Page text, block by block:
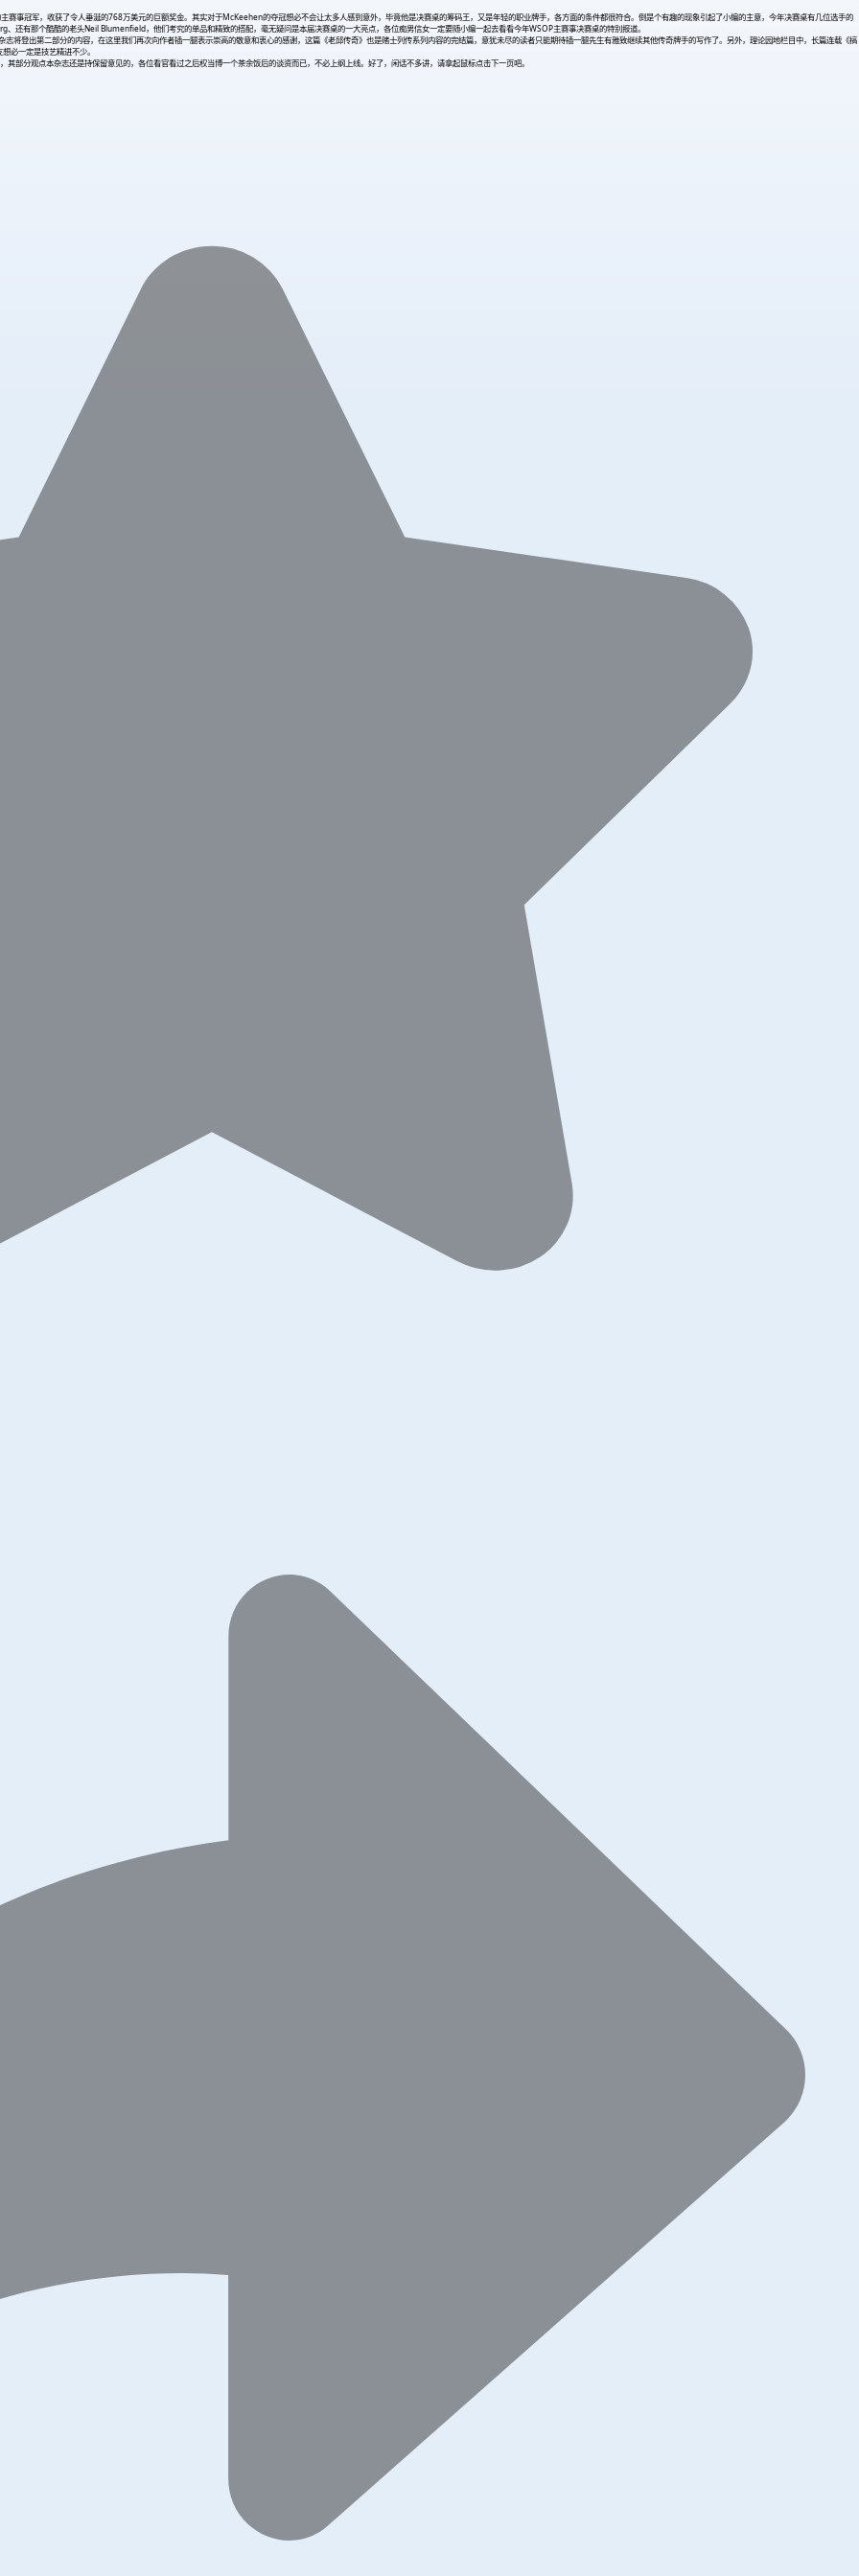
事冠军，收获了令人垂涎的768万美元的巨额奖金。其实对于McKeehen的夺冠想必不会让太多人感到意外，毕竟他是决赛桌的筹码王，又是年轻的职业牌手，各方面的条件都很符合。倒是个有趣的现象引起了小编的主意，今年决赛桌有几位选手的
有那个酷酷的老头Neil Blumenfield，他们考究的单品和精致的搭配，毫无疑问是本届决赛桌的一大亮点，各位痴男信女一定要随小编一起去看看今年WSOP主赛事决赛桌的特别报道。
将登出第二部分的内容，在这里我们再次向作者插一腿表示崇高的敬意和衷心的感谢，这篇《老邱传奇》也是赌士列传系列内容的完结篇，意犹未尽的读者只能期待插一腿先生有雅致继续其他传奇牌手的写作了。另外，理论园地栏目中，长篇连载《搞
必一定是技艺精进不少。
部分观点本杂志还是持保留意见的，各位看官看过之后权当博一个茶余饭后的谈资而已，不必上纲上线。好了，闲话不多讲，请拿起鼠标点击下一页吧。